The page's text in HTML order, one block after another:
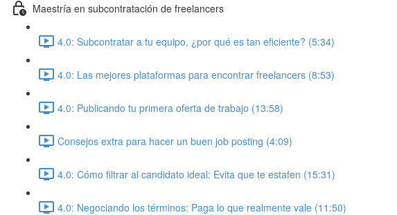
Maestría en subcontratación de freelancers
4.0: Subcontratar a tu equipo, ¿por qué es tan eficiente? (5:34)
4.0: Las mejores plataformas para encontrar freelancers (8:53)
4.0: Publicando tu primera oferta de trabajo (13:58)
Consejos extra para hacer un buen job posting (4:09)
4.0: Cómo filtrar al candidato ideal: Evita que te estafen (15:31)
4.0: Negociando los términos: Paga lo que realmente vale (11:50)